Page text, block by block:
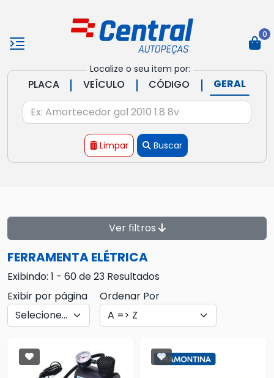
Localize o seu item por:
PLACA | VEÍCULO | CÓDIGO | GERAL
Limpar Buscar
0
Ver filtros
FERRAMENTA ELÉTRICA
Exibindo: 1 - 60 de 23 Resultados
Exibir por página
Ordenar Por